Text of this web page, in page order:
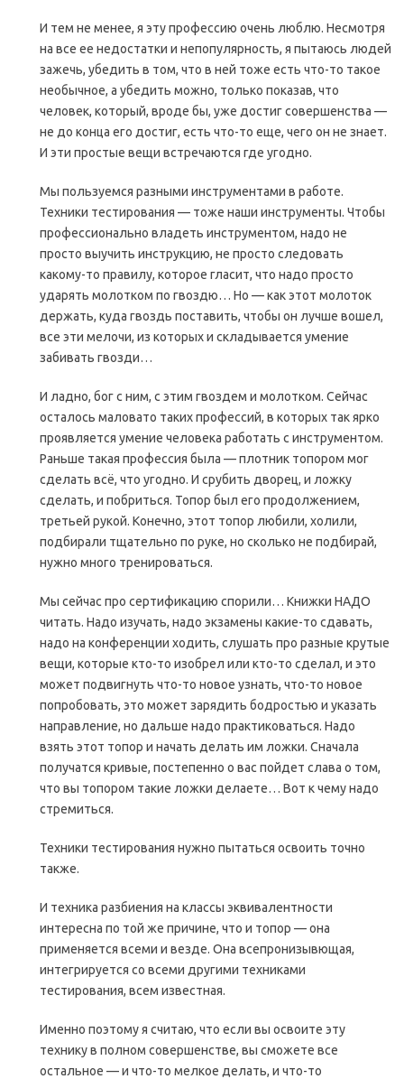
И тем не менее, я эту профессию очень люблю. Несмотря
на все ее недостатки и непопулярность, я пытаюсь людей
зажечь, убедить в том, что в ней тоже есть что-то такое
необычное, а убедить можно, только показав, что
человек, который, вроде бы, уже достиг совершенства —
не до конца его достиг, есть что-то еще, чего он не знает.
И эти простые вещи встречаются где угодно.
Мы пользуемся разными инструментами в работе.
Техники тестирования — тоже наши инструменты. Чтобы
профессионально владеть инструментом, надо не
просто выучить инструкцию, не просто следовать
какому-то правилу, которое гласит, что надо просто
ударять молотком по гвоздю… Но — как этот молоток
держать, куда гвоздь поставить, чтобы он лучше вошел,
все эти мелочи, из которых и складывается умение
забивать гвозди…
И ладно, бог с ним, с этим гвоздем и молотком. Сейчас
осталось маловато таких профессий, в которых так ярко
проявляется умение человека работать с инструментом.
Раньше такая профессия была — плотник топором мог
сделать всё, что угодно. И срубить дворец, и ложку
сделать, и побриться. Топор был его продолжением,
третьей рукой. Конечно, этот топор любили, холили,
подбирали тщательно по руке, но сколько не подбирай,
нужно много тренироваться.
Мы сейчас про сертификацию спорили… Книжки НАДО
читать. Надо изучать, надо экзамены какие-то сдавать,
надо на конференции ходить, слушать про разные крутые
вещи, которые кто-то изобрел или кто-то сделал, и это
может подвигнуть что-то новое узнать, что-то новое
попробовать, это может зарядить бодростью и указать
направление, но дальше надо практиковаться. Надо
взять этот топор и начать делать им ложки. Сначала
получатся кривые, постепенно о вас пойдет слава о том,
что вы топором такие ложки делаете… Вот к чему надо
стремиться.
Техники тестирования нужно пытаться освоить точно
также.
И техника разбиения на классы эквивалентности
интересна по той же причине, что и топор — она
применяется всеми и везде. Она всепронизывющая,
интегрируется со всеми другими техниками
тестирования, всем известная.
Именно поэтому я считаю, что если вы освоите эту
технику в полном совершенстве, вы сможете все
остальное — и что-то мелкое делать, и что-то